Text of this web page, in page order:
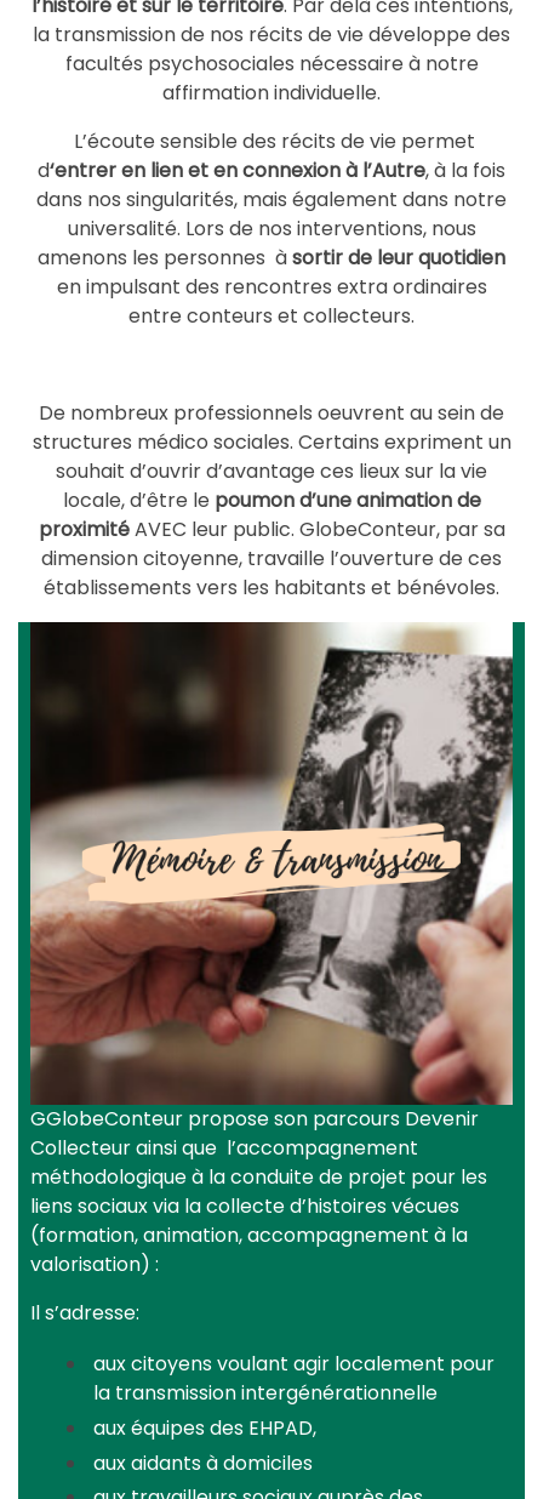
la transmission de nos récits de vie développe des
facultés psychosociales nécessaire à notre
affirmation individuelle.
L’écoute sensible des récits de vie permet
d‘entrer en lien et en connexion à l’Autre, à la fois
dans nos singularités, mais également dans notre
universalité. Lors de nos interventions, nous
amenons les personnes àsortir de leur quotidien
en impulsant des rencontres extra ordinaires
entre conteurs et collecteurs.
De nombreux professionnels oeuvrent au sein de
structures médico sociales. Certains expriment un
souhait d’ouvrir d’avantage ces lieux sur la vie
locale, d’être le poumon d’une animation de
proximitéAVEC leur public. GlobeConteur, par sa
dimension citoyenne, travaille l’ouverture de ces
établissements vers les habitants et bénévoles.
GGlobeConteur propose son parcours Devenir
Collecteur ainsi que l’accompagnement
méthodologique à la conduite de projet pour les
liens sociaux via la collecte d’histoires vécues
(formation, animation, accompagnement à la
valorisation) :
Il s’adresse:
aux citoyens voulant agir localement pour
la transmission intergénérationnelle
aux équipes des EHPAD,
aux aidants à domiciles